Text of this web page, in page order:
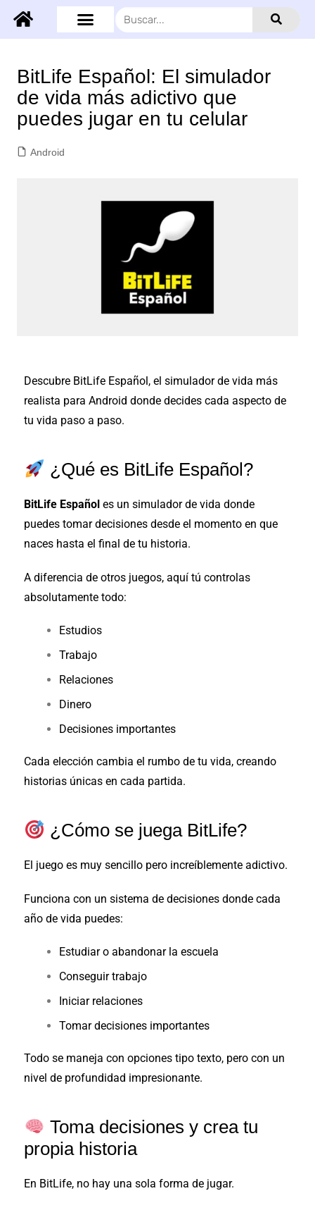
BitLife Español: El simulador
de vida más adictivo que
puedes jugar en tu celular
Android
Descubre BitLife Español, el simulador de vida más
realista para Android donde decides cada aspecto de
tu vida paso a paso.
¿Qué es BitLife Español?
BitLife Españoles un simulador de vida donde
puedes tomar decisiones desde el momento en que
naces hasta el final de tu historia.
A diferencia de otros juegos, aquí tú controlas
absolutamente todo:
Estudios
Trabajo
Relaciones
Dinero
Decisiones importantes
Cada elección cambia el rumbo de tu vida, creando
historias únicas en cada partida.
¿Cómo se juega BitLife?
El juego es muy sencillo pero increíblemente adictivo.
Funciona con un sistema de decisiones donde cada
año de vida puedes:
Estudiar o abandonar la escuela
Conseguir trabajo
Iniciar relaciones
Tomar decisiones importantes
Todo se maneja con opciones tipo texto, pero con un
nivel de profundidad impresionante.
Toma decisiones y crea tu
propia historia
En BitLife, no hay una sola forma de jugar.